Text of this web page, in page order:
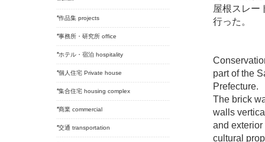
作品集 projects
事務所・研究所 office
ホテル・宿泊 hospitality
個人住宅 Private house
集合住宅 housing complex
商業 commercial
交通 transportation
屋根スレー
行った。
part of the
Prefecture.
The brick
walls
and
cultural